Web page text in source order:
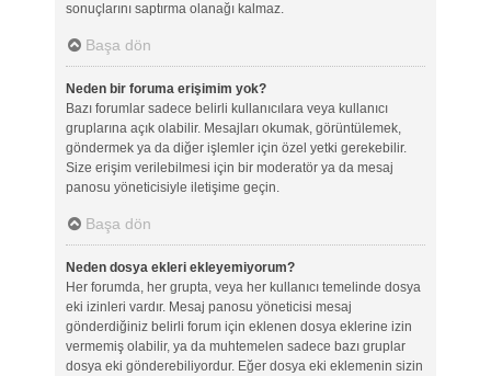
sonuçlarını saptırma olanağı kalmaz.
Başa dön
Neden bir foruma erişimim yok?
Bazı forumlar sadece belirli kullanıcılara veya kullanıcı
gruplarına açık olabilir. Mesajları okumak, görüntülemek,
göndermek ya da diğer işlemler için özel yetki gerekebilir.
Size erişim verilebilmesi için bir moderatör ya da mesaj
panosu yöneticisiyle iletişime geçin.
Başa dön
Neden dosya ekleri ekleyemiyorum?
Her forumda, her grupta, veya her kullanıcı temelinde dosya
eki izinleri vardır. Mesaj panosu yöneticisi mesaj
gönderdiğiniz belirli forum için eklenen dosya eklerine izin
vermemiş olabilir, ya da muhtemelen sadece bazı gruplar
dosya eki gönderebiliyordur. Eğer dosya eki eklemenin sizin